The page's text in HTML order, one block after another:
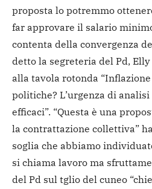
proposta lo potremmo
far approvare il salario
contenta della convergenza
detto la segreteria del Pd,
alla tavola rotonda
politiche? L’urgenza di
efficaci”. “Questa è una
la contrattazione collettiva”
soglia che abbiamo
si chiama lavoro ma
del Pd sul tglio del cuneo